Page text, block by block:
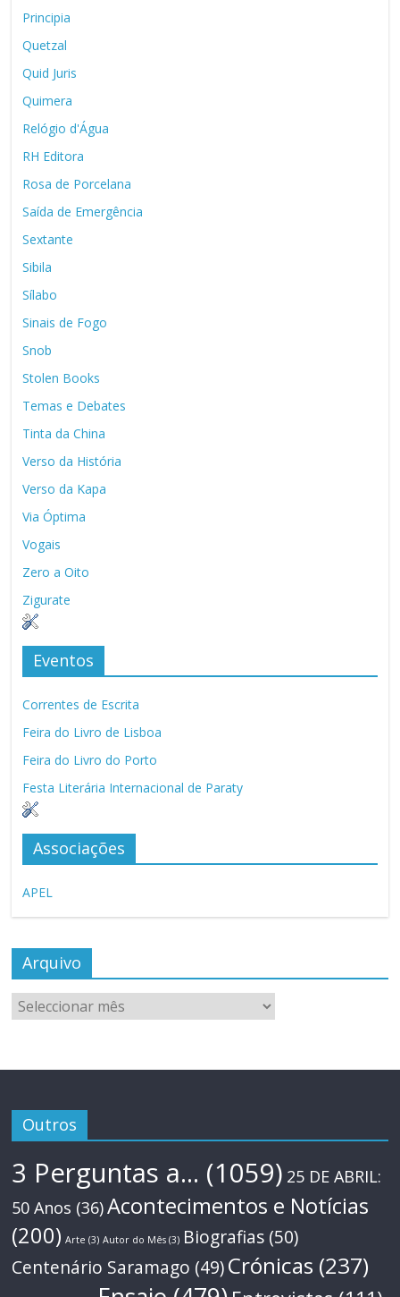
Principia
Quetzal
Quid Juris
Quimera
Relógio d'Água
RH Editora
Rosa de Porcelana
Saída de Emergência
Sextante
Sibila
Sílabo
Sinais de Fogo
Snob
Stolen Books
Temas e Debates
Tinta da China
Verso da História
Verso da Kapa
Via Óptima
Vogais
Zero a Oito
Zigurate
Eventos
Correntes de Escrita
Feira do Livro de Lisboa
Feira do Livro do Porto
Festa Literária Internacional de Paraty
Associações
APEL
Arquivo
Arquivo
Outros
3 Perguntas a... (1059) 25 DE ABRIL:
50 Anos (36)Acontecimentos e Notícias
(200) Arte (3) Autor do Mês (3) Biografias (50)
Centenário Saramago (49)Crónicas (237)